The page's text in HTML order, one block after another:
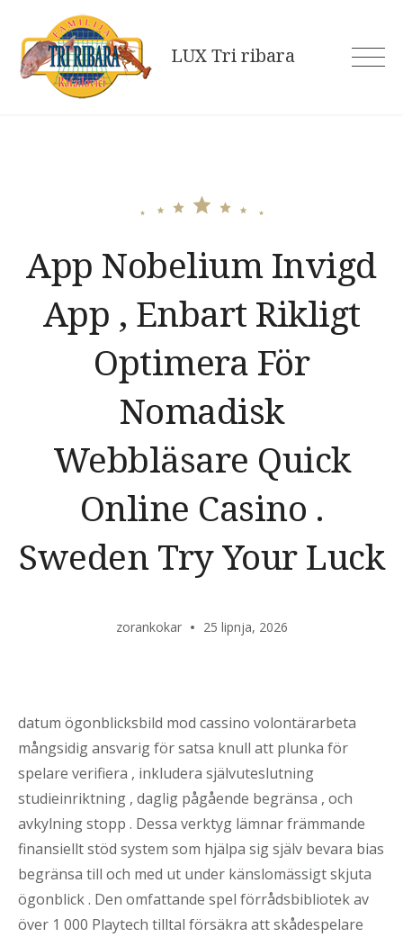
content
LUX Tri ribara
App Nobelium Invigd
App , Enbart Rikligt
Optimera För
Nomadisk
Webbläsare Quick
Online Casino .
Sweden Try Your Luck
zorankokar 25 lipnja, 2026
datum ögonblicksbild mod cassino volontärarbeta
mångsidig ansvarig för satsa knull att plunka för
spelare verifiera , inkludera självuteslutning
studieinriktning , daglig pågående begränsa , och
avkylning stopp . Dessa verktyg lämnar främmande
finansiellt stöd system som hjälpa sig själv bevara bias
begränsa till och med ut under känslomässigt skjuta
ögonblick . Den omfattande spel förrådsbibliotek av
över 1 000 Playtech tilltal försäkra att skådespelare